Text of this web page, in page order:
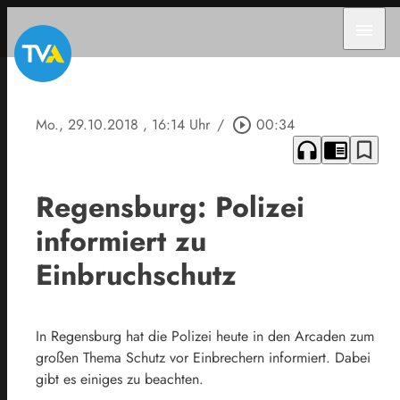
Mo., 29.10.2018 , 16:14 Uhr / play_circle_outline 00:34
headphones chrome_reader_mode bookmark_border
Regensburg: Polizei
informiert zu
Einbruchschutz
In Regensburg hat die Polizei heute in den Arcaden zum
großen Thema Schutz vor Einbrechern informiert. Dabei
gibt es einiges zu beachten.